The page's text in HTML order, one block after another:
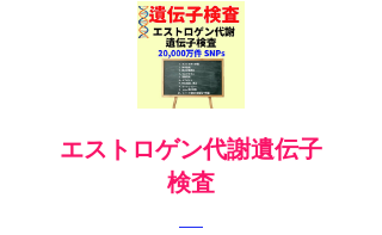
エストロゲン代謝遺伝子
検査